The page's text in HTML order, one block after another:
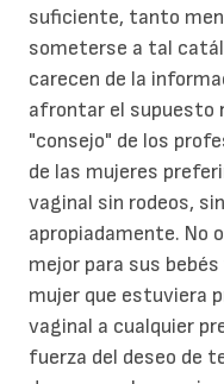
suficiente, tanto
someterse a tal
carecen de la
afrontar el supuesto
"consejo" de los
de las mujeres
vaginal sin rodeos,
apropiadamente. No
mejor para sus
mujer que estuviera
vaginal a cualquier
fuerza del deseo de